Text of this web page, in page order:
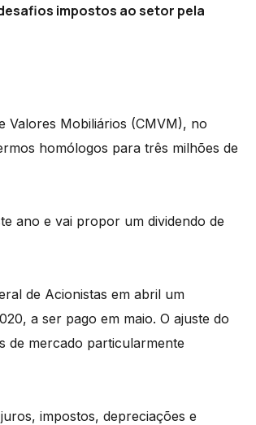
impostos ao setor pela
Valores Mobiliários (CMVM), no
homólogos para três milhões de
ano e vai propor um dividendo de
de Acionistas em abril um
a ser pago em maio. O ajuste do
de mercado particularmente
impostos, depreciações e